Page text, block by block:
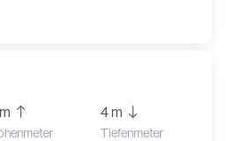
4 m
Tiefenmeter